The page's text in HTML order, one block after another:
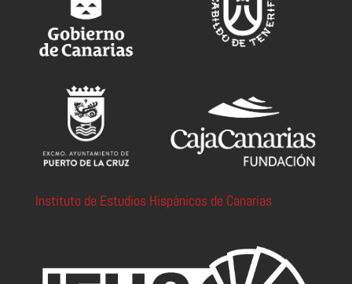
Instituto de Estudios Hispánicos de Canarias